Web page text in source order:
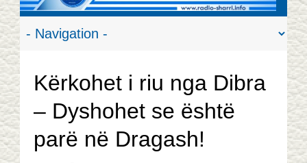
Kërkohet i riu nga Dibra
– Dyshohet se është
parë në Dragash!